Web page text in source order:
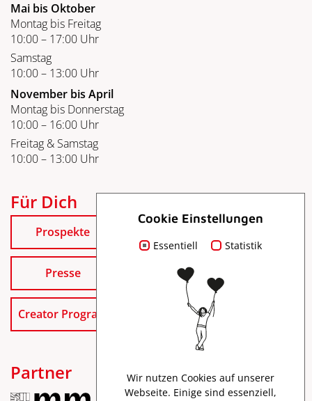
Mai bis Oktober
Montag bis Freitag
10:00 – 17:00 Uhr
Samstag
10:00 – 13:00 Uhr
November bis April
Montag bis Donnerstag
10:00 – 16:00 Uhr
Freitag & Samstag
10:00 – 13:00 Uhr
Für Dich
Prospekte
Presse
Creator Program
Partner
Cookie Einstellungen
Essentiell Statistik
Wir nutzen Cookies auf unserer
Webseite. Einige sind essenziell,